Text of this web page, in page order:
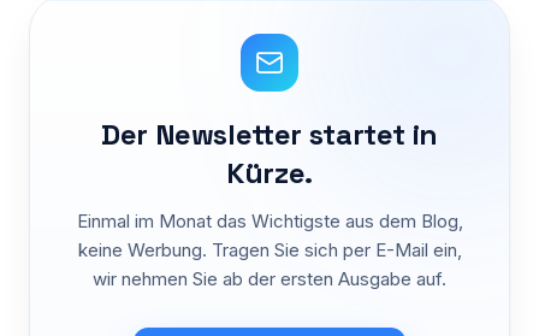
Der Newsletter startet in
Kürze.
Einmal im Monat das Wichtigste aus dem Blog,
keine Werbung. Tragen Sie sich per E-Mail ein,
wir nehmen Sie ab der ersten Ausgabe auf.